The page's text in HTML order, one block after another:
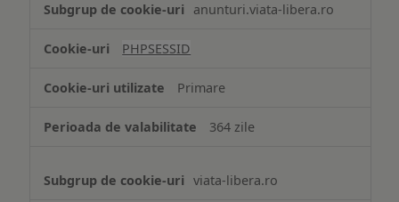
de
Cookie
necesare
anunturi.viata-libera.ro
PHPSESSID
Primare
364 zile
viata-libera.ro